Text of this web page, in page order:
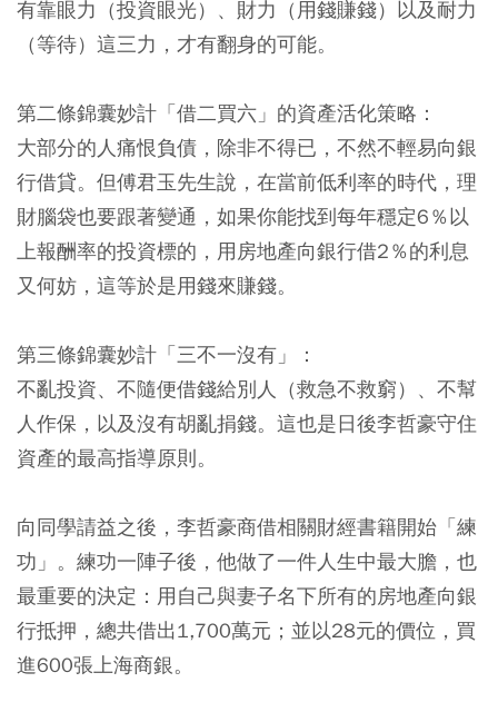
有靠眼力（投資眼光）、財力（用錢賺錢）以及耐力
（等待）這三力，才有翻身的可能。
第二條錦囊妙計「借二買六」的資產活化策略：
大部分的人痛恨負債，除非不得已，不然不輕易向銀
行借貸。但傅君玉先生說，在當前低利率的時代，理
財腦袋也要跟著變通，如果你能找到每年穩定6％以
上報酬率的投資標的，用房地產向銀行借2％的利息
又何妨，這等於是用錢來賺錢。
第三條錦囊妙計「三不一沒有」：
不亂投資、不隨便借錢給別人（救急不救窮）、不幫
人作保，以及沒有胡亂捐錢。這也是日後李哲豪守住
資產的最高指導原則。
向同學請益之後，李哲豪商借相關財經書籍開始「練
功」。練功一陣子後，他做了一件人生中最大膽，也
最重要的決定：用自己與妻子名下所有的房地產向銀
行抵押，總共借出1,700萬元；並以28元的價位，買
進600張上海商銀。